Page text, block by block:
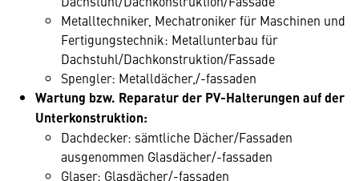
Metalltechniker, Mechatroniker für Maschinen und
Fertigungstechnik: Metallunterbau für
Dachstuhl/Dachkonstruktion/Fassade
Spengler: Metalldächer,/-fassaden
Wartung bzw. Reparatur der PV-Halterungen auf der
Unterkonstruktion:
Dachdecker: sämtliche Dächer/Fassaden
ausgenommen Glasdächer/-fassaden
Glaser: Glasdächer/-fassaden